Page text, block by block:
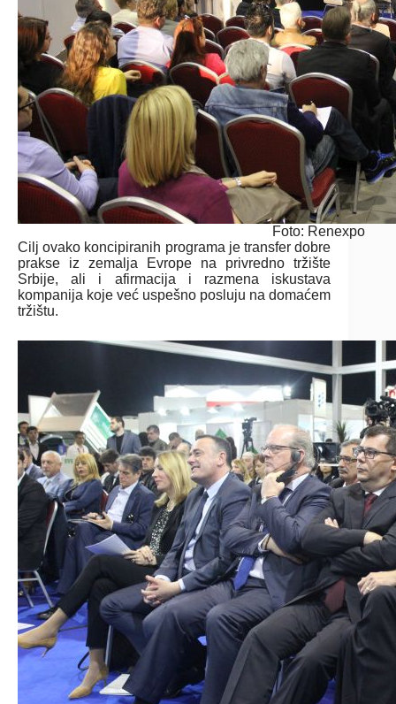
Foto: Renexpo
Cilj ovako koncipiranih programa je transfer dobre
prakse iz zemalja Evrope na privredno tržište
Srbije, ali i afirmacija i razmena iskustava
kompanija koje već uspešno posluju na domaćem
tržištu.